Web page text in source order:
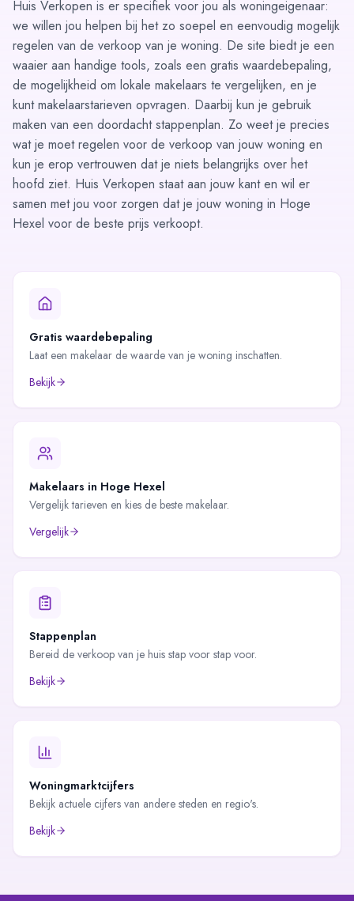
Huis Verkopen is er specifiek voor jou als woningeigenaar:
we willen jou helpen bij het zo soepel en eenvoudig mogelijk
regelen van de verkoop van je woning. De site biedt je een
waaier aan handige tools, zoals een gratis waardebepaling,
de mogelijkheid om lokale makelaars te vergelijken, en je
kuntmakelaarstarieven opvragen. Daarbij kun je gebruik
maken van een doordachtstappenplan. Zo weet je precies
wat je moet regelen voor de verkoop van jouw woning en
kun je erop vertrouwen dat je niets belangrijks over het
hoofd ziet. Huis Verkopen staat aan jouw kant en wil er
samen met jou voor zorgen dat je jouw woning in Hoge
Hexel voor de beste prijs verkoopt.
Gratis waardebepaling
Laat een makelaar de waarde van je woning inschatten.
Bekijk
Makelaars in Hoge Hexel
Vergelijk tarieven en kies de beste makelaar.
Vergelijk
Stappenplan
Bereid de verkoop van je huis stap voor stap voor.
Bekijk
Woningmarktcijfers
Bekijk actuele cijfers van andere steden en regio's.
Bekijk